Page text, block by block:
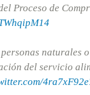
Proceso de
naturales
del servicio